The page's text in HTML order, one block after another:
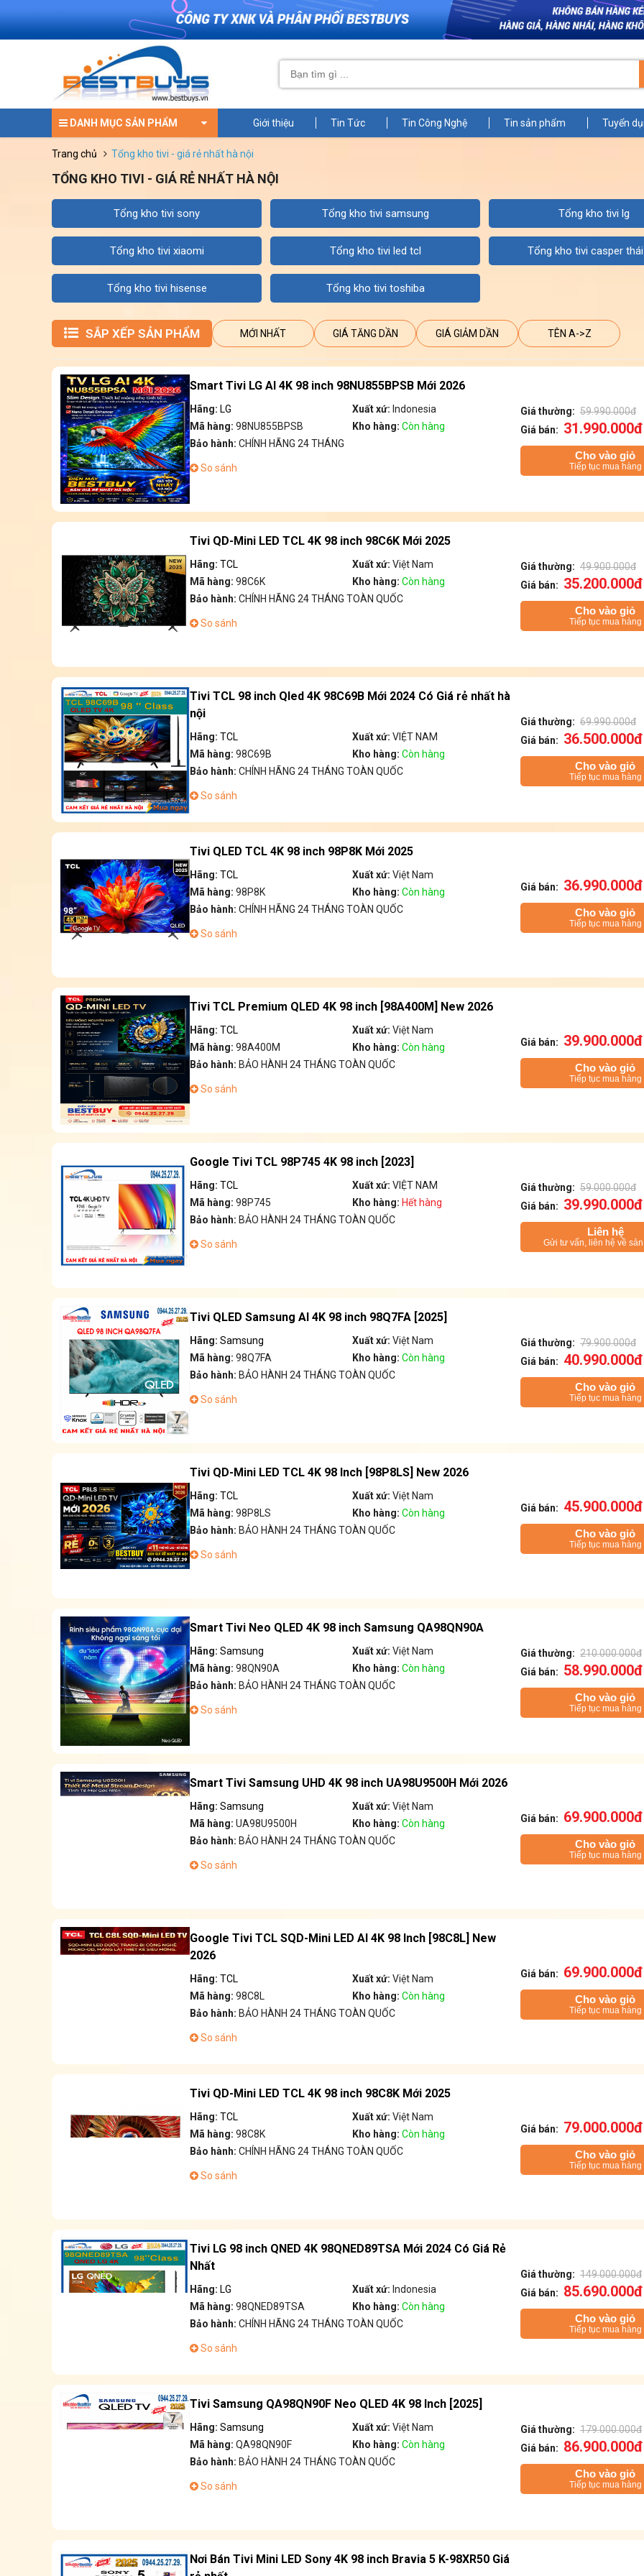
DANH MỤC SẢN PHẨM Giới thiệu Tin Tức Tin Công Nghệ Tin sản phẩm Tuyển
trang chủ tổng kho tivi - giá rẻ nhất hà nội
TỔNG KHO TIVI - GIÁ RẺ NHẤT HÀ NỘI
tổng kho tivi sony tổng kho tivi samsung tổng kho tivi lg
tổng kho tivi xiaomi tổng kho tivi led tcl tổng kho tivi casper
tổng kho tivi hisense tổng kho tivi toshiba
SẮP XẾP SẢN PHẨM MỚI NHẤT GIÁ TĂNG DẦN GIÁ GIẢM DẦN TÊN A->Z
Smart Tivi LG AI 4K 98 inch 98NU855BPSB Mới 2026
Hãng: LG Xuất xứ: Indonesia
Mã hàng: 98NU855BPSB Kho hàng: Còn hàng
Bảo hành: CHÍNH HÃNG 24 THÁNG
So sánh
Giá thường: 59.990.000đ
Giá bán: 31.990.000đ
Cho vào giỏ
Tiếp tục mua hàng
Tivi QD-Mini LED TCL 4K 98 inch 98C6K Mới 2025
Hãng: TCL Xuất xứ: Việt Nam
Mã hàng: 98C6K Kho hàng: Còn hàng
Bảo hành: CHÍNH HÃNG 24 THÁNG TOÀN QUỐC
So sánh
Giá thường: 49.900.000đ
Giá bán: 35.200.000đ
Cho vào giỏ
Tiếp tục mua hàng
Tivi TCL 98 inch Qled 4K 98C69B Mới 2024 Có Giá rẻ nhất hà
nội
Hãng: TCL Xuất xứ: VIỆT NAM
Mã hàng: 98C69B Kho hàng: Còn hàng
Bảo hành: CHÍNH HÃNG 24 THÁNG TOÀN QUỐC
So sánh
Giá thường: 69.990.000đ
Giá bán: 36.500.000đ
Cho vào giỏ
Tiếp tục mua hàng
Tivi QLED TCL 4K 98 inch 98P8K Mới 2025
Hãng: TCL Xuất xứ: Việt Nam
Mã hàng: 98P8K Kho hàng: Còn hàng
Bảo hành: CHÍNH HÃNG 24 THÁNG TOÀN QUỐC
So sánh
Giá bán: 36.990.000đ
Cho vào giỏ
Tiếp tục mua hàng
Tivi TCL Premium QLED 4K 98 inch [98A400M] New 2026
Hãng: TCL Xuất xứ: Việt Nam
Mã hàng: 98A400M Kho hàng: Còn hàng
Bảo hành: BẢO HÀNH 24 THÁNG TOÀN QUỐC
So sánh
Giá bán: 39.900.000đ
Cho vào giỏ
Tiếp tục mua hàng
Google Tivi TCL 98P745 4K 98 inch [2023]
Hãng: TCL Xuất xứ: VIỆT NAM
Mã hàng: 98P745 Kho hàng: Hết hàng
Bảo hành: BẢO HÀNH 24 THÁNG TOÀN QUỐC
So sánh
Giá thường: 59.000.000đ
Giá bán: 39.990.000đ
Liên hệ
Gửi tư vấn, liên hệ về
Tivi QLED Samsung AI 4K 98 inch 98Q7FA [2025]
Hãng: Samsung Xuất xứ: Việt Nam
Mã hàng: 98Q7FA Kho hàng: Còn hàng
Bảo hành: BẢO HÀNH 24 THÁNG TOÀN QUỐC
So sánh
Giá thường: 79.900.000đ
Giá bán: 40.990.000đ
Cho vào giỏ
Tiếp tục mua hàng
Tivi QD-Mini LED TCL 4K 98 Inch [98P8LS] New 2026
Hãng: TCL Xuất xứ: Việt Nam
Mã hàng: 98P8LS Kho hàng: Còn hàng
Bảo hành: BẢO HÀNH 24 THÁNG TOÀN QUỐC
So sánh
Giá bán: 45.900.000đ
Cho vào giỏ
Tiếp tục mua hàng
Smart Tivi Neo QLED 4K 98 inch Samsung QA98QN90A
Hãng: Samsung Xuất xứ: Việt Nam
Mã hàng: 98QN90A Kho hàng: Còn hàng
Bảo hành: BẢO HÀNH 24 THÁNG TOÀN QUỐC
So sánh
Giá thường: 210.000.000đ
Giá bán: 58.990.000đ
Cho vào giỏ
Tiếp tục mua hàng
Smart Tivi Samsung UHD 4K 98 inch UA98U9500H Mới 2026
Hãng: Samsung Xuất xứ: Việt Nam
Mã hàng: UA98U9500H Kho hàng: Còn hàng
Bảo hành: BẢO HÀNH 24 THÁNG TOÀN QUỐC
So sánh
Giá bán: 69.900.000đ
Cho vào giỏ
Tiếp tục mua hàng
Google Tivi TCL SQD-Mini LED AI 4K 98 Inch [98C8L] New
2026
Hãng: TCL Xuất xứ: Việt Nam
Mã hàng: 98C8L Kho hàng: Còn hàng
Bảo hành: BẢO HÀNH 24 THÁNG TOÀN QUỐC
So sánh
Giá bán: 69.900.000đ
Cho vào giỏ
Tiếp tục mua hàng
Tivi QD-Mini LED TCL 4K 98 inch 98C8K Mới 2025
Hãng: TCL Xuất xứ: Việt Nam
Mã hàng: 98C8K Kho hàng: Còn hàng
Bảo hành: CHÍNH HÃNG 24 THÁNG TOÀN QUỐC
So sánh
Giá bán: 79.000.000đ
Cho vào giỏ
Tiếp tục mua hàng
Tivi LG 98 inch QNED 4K 98QNED89TSA Mới 2024 Có Giá Rẻ
Nhất
Hãng: LG Xuất xứ: Indonesia
Mã hàng: 98QNED89TSA Kho hàng: Còn hàng
Bảo hành: CHÍNH HÃNG 24 THÁNG TOÀN QUỐC
So sánh
Giá thường: 149.000.000đ
Giá bán: 85.690.000đ
Cho vào giỏ
Tiếp tục mua hàng
Tivi Samsung QA98QN90F Neo QLED 4K 98 Inch [2025]
Hãng: Samsung Xuất xứ: Việt Nam
Mã hàng: QA98QN90F Kho hàng: Còn hàng
Bảo hành: BẢO HÀNH 24 THÁNG TOÀN QUỐC
So sánh
Giá thường: 179.000.000đ
Giá bán: 86.900.000đ
Cho vào giỏ
Tiếp tục mua hàng
Nơi Bán Tivi Mini LED Sony 4K 98 inch Bravia 5 K-98XR50 Giá